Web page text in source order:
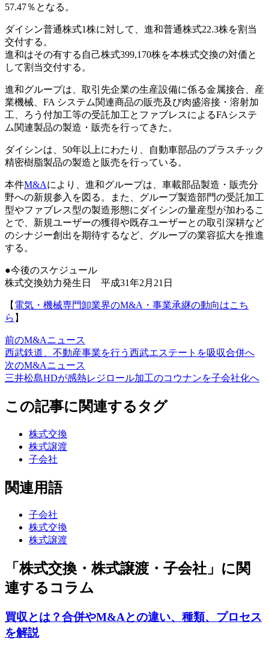
57.47％となる。
ダイシン普通株式1株に対して、進和普通株式22.3株を割当
交付する。
進和はその有する自己株式399,170株を本株式交換の対価と
して割当交付する。
進和グループは、取引先企業の生産設備に係る金属接合、産
業機械、FA システム関連商品の販売及び肉盛溶接・溶射加
工、ろう付加工等の受託加工とファブレスによるFAシステ
ム関連製品の製造・販売を行ってきた。
ダイシンは、50年以上にわたり、自動車部品のプラスチック
精密樹脂製品の製造と販売を行っている。
本件M&Aにより、進和グループは、車載部品製造・販売分
野への新規参入を図る。また、グループ製造部門の受託加工
型やファブレス型の製造形態にダイシンの量産型が加わるこ
とで、新規ユーザーの獲得や既存ユーザーとの取引深耕など
のシナジー創出を期待するなど、グループの業容拡大を推進
する。
●今後のスケジュール
株式交換効力発生日 平成31年2月21日
【 電気・機械専門卸業界のM&A・事業承継の動向はこち
ら 】
前のM&Aニュース
西武鉄道、不動産事業を行う西武エステートを吸収合併へ
次のM&Aニュース
三井松島HDが感熱レジロール加工のコウナンを子会社化へ
この記事に関連するタグ
株式交換
株式譲渡
子会社
関連用語
子会社
株式交換
株式譲渡
「株式交換・株式譲渡・子会社」に関
連するコラム
買収とは？合併やM&Aとの違い、種類、プロセス
を解説